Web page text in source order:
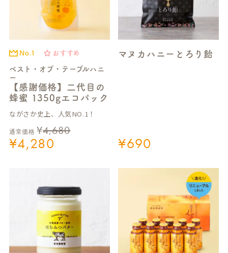
No.1 おすすめ
ベスト・オブ・テーブルハニ
ー
【感謝価格】二代目の
蜂蜜 1350gエコパック
ながさか史上、人気NO.1！
通常価格 ¥4,680
¥4,280
マヌカハニーとろり飴
¥690